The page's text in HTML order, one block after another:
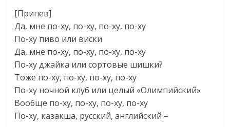
[Припев]
Да, мне по-ху, по-ху, по-ху, по-ху
По-ху пиво или виски
Да, мне по-ху, по-ху, по-ху, по-ху
По-ху джайка или сортовые шишки?
Тоже по-ху, по-ху, по-ху, по-ху
По-ху ночной клуб или целый «Олимпийский»
Вообще по-ху, по-ху, по-ху, по-ху
По-ху, казакша, русский, английский –